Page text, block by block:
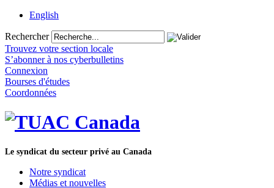
English
Rechercher
Trouvez votre section locale
S’abonner à nos cyberbulletins
Connexion
Bourses d'études
Coordonnées
Le syndicat du secteur privé au Canada
Notre syndicat
Médias et nouvelles